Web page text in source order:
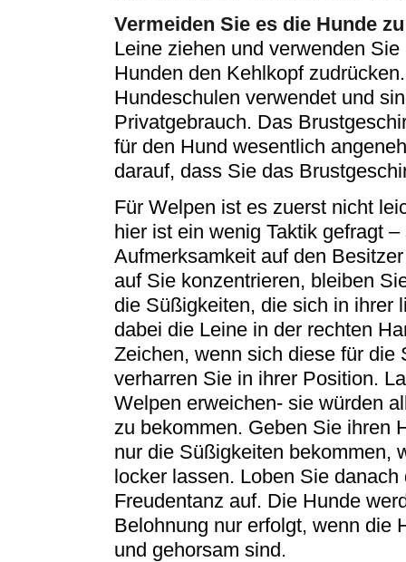
Vermeiden Sie es die Hunde
Leine ziehen und verwenden
Hunden den Kehlkopf
Hundeschulen verwendet und
Privatgebrauch. Das
für den Hund wesentlich
darauf, dass Sie das
Für Welpen ist es zuerst nicht
hier ist ein wenig Taktik gefragt
Aufmerksamkeit auf den
auf Sie konzentrieren, bleiben
die Süßigkeiten, die sich in ihrer
dabei die Leine in der rechten
Zeichen, wenn sich diese für
verharren Sie in ihrer Position.
Welpen erweichen- sie würden
zu bekommen. Geben Sie ihren
nur die Süßigkeiten bekommen,
locker lassen. Loben Sie
Freudentanz auf. Die Hunde
Belohnung nur erfolgt, wenn die
und gehorsam sind.